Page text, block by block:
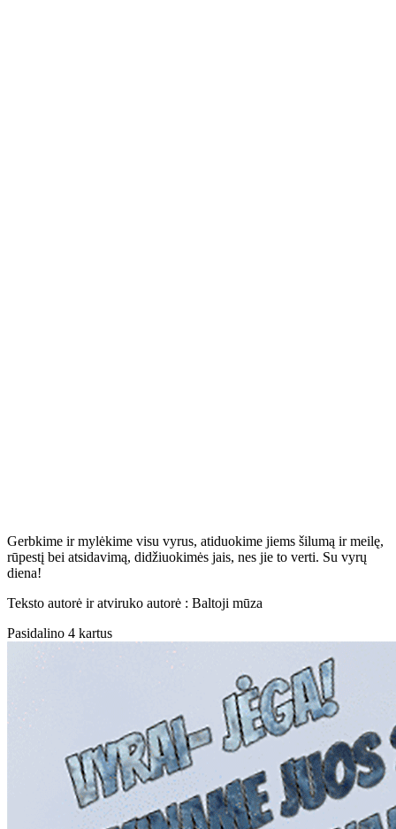
Gerbkime ir mylėkime visu vyrus, atiduokime jiems šilumą ir meilę,
rūpestį bei atsidavimą, didžiuokimės jais, nes jie to verti. Su vyrų
diena!
Teksto autorė ir atviruko autorė : Baltoji mūza
Pasidalino 4 kartus